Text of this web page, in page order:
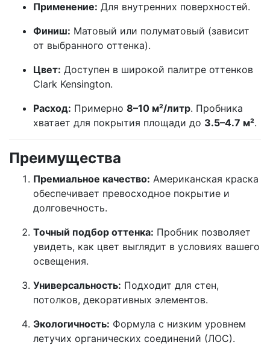
Применение: Для внутренних поверхностей.
Финиш: Матовый или полуматовый (зависит
от выбранного оттенка).
Цвет: Доступен в широкой палитре оттенков
Clark Kensington.
Расход: Примерно 8–10 м²/литр. Пробника
хватает для покрытия площади до 3.5–4.7 м².
Преимущества
Премиальное качество: Американская краска
обеспечивает превосходное покрытие и
долговечность.
Точный подбор оттенка: Пробник позволяет
увидеть, как цвет выглядит в условиях вашего
освещения.
Универсальность: Подходит для стен,
потолков, декоративных элементов.
Экологичность: Формула с низким уровнем
летучих органических соединений (ЛОС).